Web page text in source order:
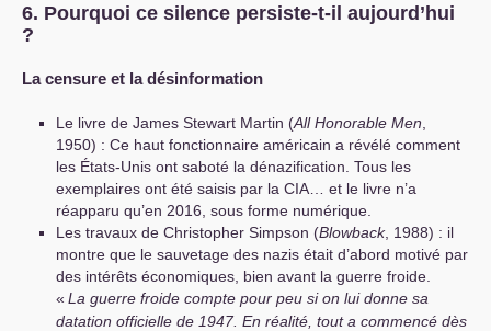
6. Pourquoi ce silence persiste-t-il aujourd’hui
?
La censure et la désinformation
Le livre de James Stewart Martin (All Honorable Men
1950) : Ce haut fonctionnaire américain a révélé comment
les États-Unis ont saboté la dénazification. Tous les
exemplaires ont été saisis par la CIA … et le livre n’a
réapparu qu’en 2016, sous forme numérique.
Les travaux de Christopher Simpson (Blowback, 1988) : il
montre que le sauvetage des nazis était d’abord motivé par
des intérêts économiques, bien avant la guerre froide.
« La guerre froide compte pour peu si on lui donne sa
datation officielle de 1947. En réalité, tout a commencé dès